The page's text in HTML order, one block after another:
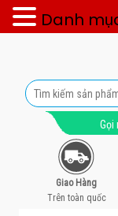
Gọi
Giao Hàng
Trên toàn quốc
Danh